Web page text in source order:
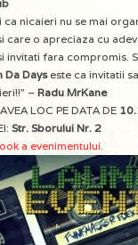
ca nicaieri nu se mai
care o apreciaza cu
invitati fara compromis.
Da Dayseste ca invitatii
– Radu MrKane
LOC PE DATA DE
Str. Sborului Nr. 2
a evenimentului.